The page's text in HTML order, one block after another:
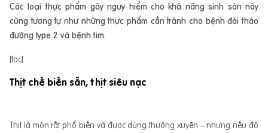
Các loại thực phẩm gây nguy hiểm cho khả năng sinh sản này
cũng tương tự như những thực phẩm cần tránh cho bệnh đái tháo
đường type 2 và bệnh tim.
[toc]
Thịt chế biến sẵn, thịt siêu nạc
Thịt là món rất phổ biến và được dùng thường xuyên – nhưng nếu đó